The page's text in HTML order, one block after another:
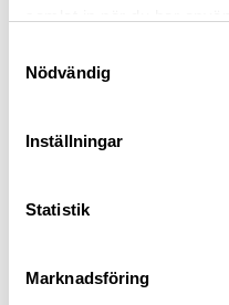
Nödvändig
Inställningar
Statistik
Marknadsföring
Senaste